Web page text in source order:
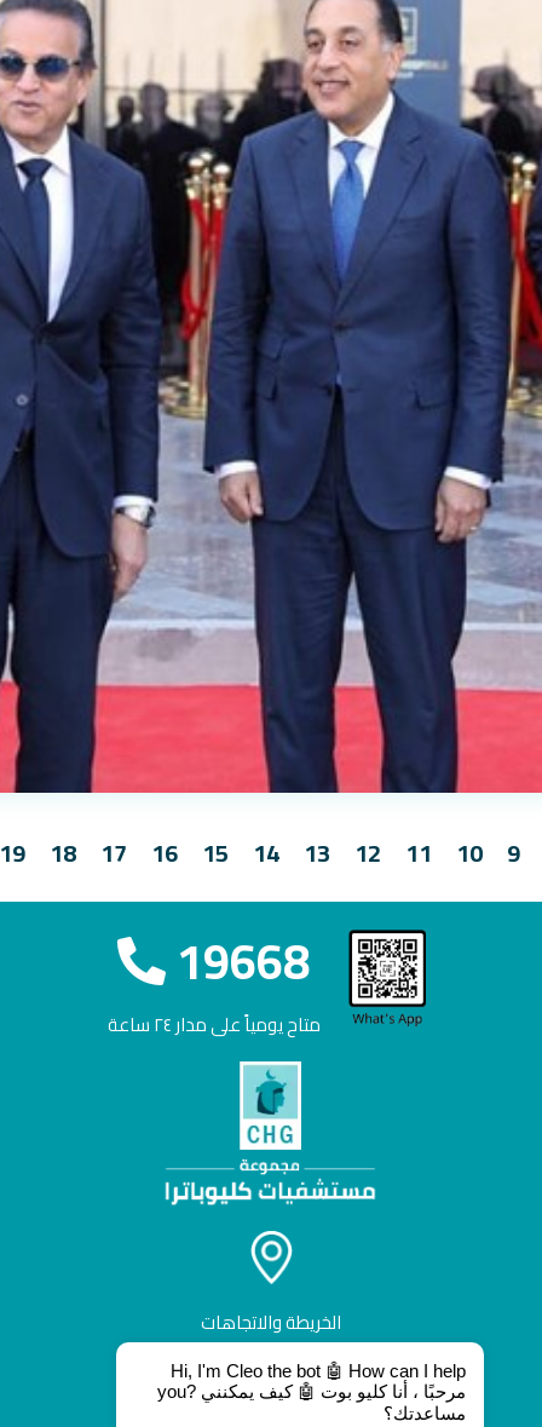
9
10
11
12
13
14
15
16
17
18
19668
متاح يومياً على مدار ٢٤ ساعة
الخريطة والاتجاهات
Hi, I'm Cleo the bot 🤖 How can I help
you? مرحبًا ، أنا كليو بوت 🤖 كيف يمكنني
مساعدتك؟